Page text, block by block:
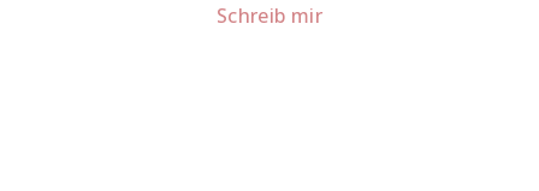
Schreib mir